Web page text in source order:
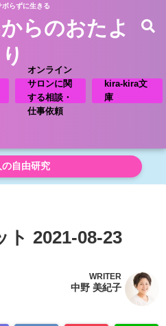
ボらずに生きる
らのおたよ
り
オンライン
サロンに関
する相談・
仕事依頼
kira-kira文
庫
の自由研究
ト 2021-08-23
WRITER
中野 美紀子